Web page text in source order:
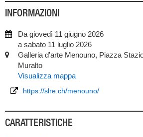
INFORMAZIONI
Da giovedì 11 giugno 2026
a sabato 11 luglio 2026
Galleria d'arte Menouno, Piazza
Muralto
Visualizza mappa
https://slre.ch/menouno/
CARATTERISTICHE